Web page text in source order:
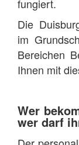
fungiert.
Die
im
Bereichen
Ihnen mit
Wer
wer darf